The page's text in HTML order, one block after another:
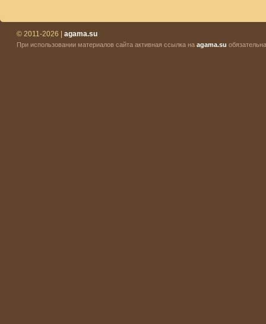
© 2011-2026 | agama.su
При использовании материалов сайта активная ссылка на agama.su